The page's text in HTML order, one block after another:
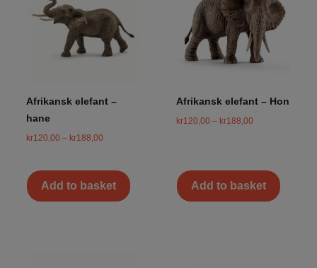
Afrikansk elefant –
hane
kr120,00 – kr188,00
Add to basket
Afrikansk elefant – Hon
kr120,00 – kr188,00
Add to basket